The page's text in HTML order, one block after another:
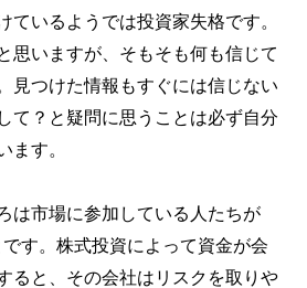
ているようでは投資家失格です。
思いますが、そもそも何も信じて
見つけた情報もすぐには信じない
て？と疑問に思うことは必ず自分
ます。
は市場に参加している人たちが
す。株式投資によって資金が会
ると、その会社はリスクを取りや